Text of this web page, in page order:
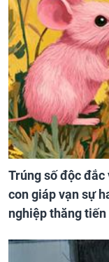
Trúng số độc đắc
con giáp vạn sự
nghiệp thăng